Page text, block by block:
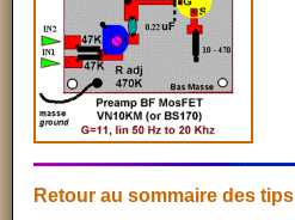
Retour au sommaire des tips